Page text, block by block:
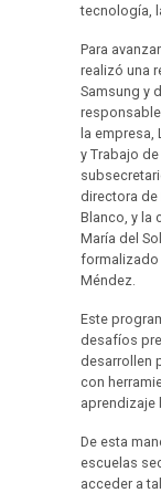
tecnología,
Para
realizó una
Samsung y
la
y Trabajo
directora de
Blanco, y la
María del
formalizado
Méndez.
Este
desafíos
desarrollen
con
aprendizaje
De esta
escuelas
acceder a